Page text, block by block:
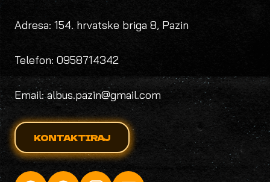
Adresa: 154. hrvatske briga 8, Pazin
Telefon: 0958714342
Email: albus.pazin@gmail.com
KONTAKTIRAJ